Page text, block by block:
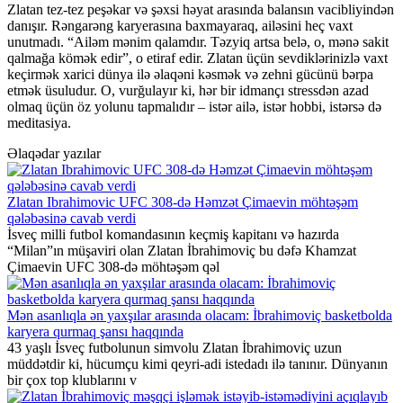
Zlatan tez-tez peşəkar və şəxsi həyat arasında balansın vacibliyindən
danışır. Rəngarəng karyerasına baxmayaraq, ailəsini heç vaxt
unutmadı. “Ailəm mənim qalamdır. Təzyiq artsa belə, o, mənə sakit
qalmağa kömək edir”, o etiraf edir. Zlatan üçün sevdiklərinizlə vaxt
keçirmək xarici dünya ilə əlaqəni kəsmək və zehni gücünü bərpa
etmək üsuludur. O, vurğulayır ki, hər bir idmançı stressdən azad
olmaq üçün öz yolunu tapmalıdır – istər ailə, istər hobbi, istərsə də
meditasiya.
Əlaqədar yazılar
Zlatan Ibrahimovic UFC 308-də Həmzət Çimaevin möhtəşəm
qələbəsinə cavab verdi
İsveç milli futbol komandasının keçmiş kapitanı və hazırda
“Milan”ın müşaviri olan Zlatan İbrahimoviç bu dəfə Khamzat
Çimaevin UFC 308-də möhtəşəm qəl
Mən asanlıqla ən yaxşılar arasında olacam: İbrahimoviç basketbolda
karyera qurmaq şansı haqqında
43 yaşlı İsveç futbolunun simvolu Zlatan İbrahimoviç uzun
müddətdir ki, hücumçu kimi qeyri-adi istedadı ilə tanınır. Dünyanın
bir çox top klublarını v